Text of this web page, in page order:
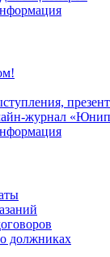
журнал
должниках